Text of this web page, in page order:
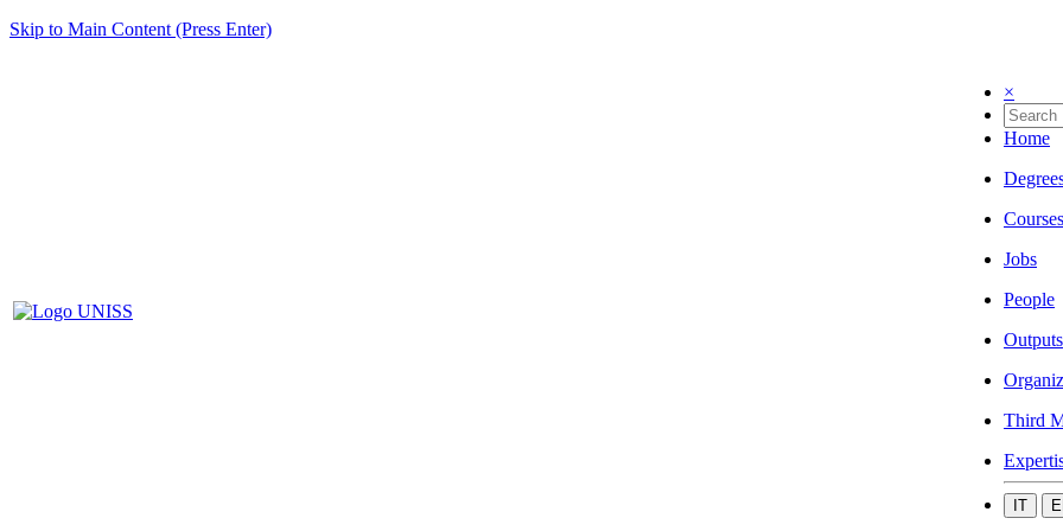
Skip to Main Content (Press Enter)
×
Home
Courses
Jobs
People
Outputs
Third
IT